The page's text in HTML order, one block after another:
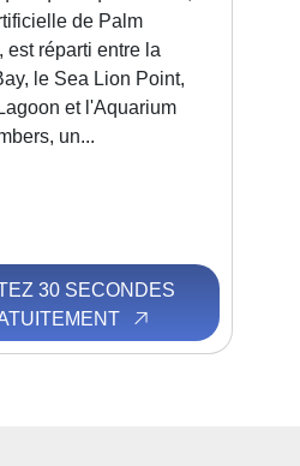
de Palm
est réparti entre la
le Sea Lion Point,
et l'Aquarium
un...
30 SECONDES